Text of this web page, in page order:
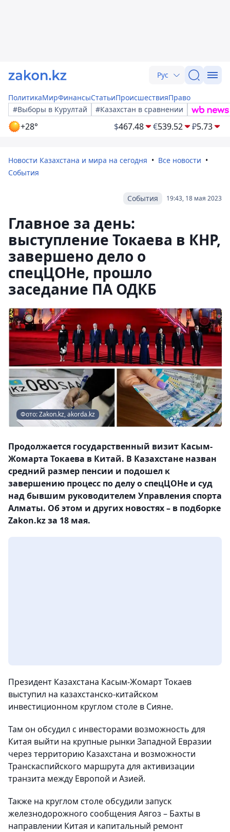
Рус
ПолитикаМирФинансыСтатьиПроисшествияПраво
#Выборы в Курултай
#Казахстан в сравнении
+28° $467.48 €539.52 ₽5.73
Новости Казахстана и мира на сегодня
Все новости
События
19:43, 18 мая 2023
События
Главное за день:
выступление Токаева в КНР,
завершено дело о
спецЦОНе, прошло
заседание ПА ОДКБ
Фото: Zakon.kz, akorda.kz
Продолжается государственный визит Касым-
Жомарта Токаева в Китай. В Казахстане назван
средний размер пенсии и подошел к
завершению процесс по делу о спецЦОНе и суд
над бывшим руководителем Управления спорта
Алматы. Об этом и других новостях – в подборке
Zakon.kz за 18 мая.
Президент Казахстана Касым-Жомарт Токаев
выступил на казахстанско-китайском
инвестиционном круглом столе в Сияне.
Там он обсудил с инвесторами возможность для
Китая выйти на крупные рынки Западной Евразии
через территорию Казахстана и возможности
Транскаспийского маршрута для активизации
транзита между Европой и Азией.
Также на круглом столе обсудили запуск
железнодорожного сообщения Аягоз – Бахты в
направлении Китая и капитальный ремонт